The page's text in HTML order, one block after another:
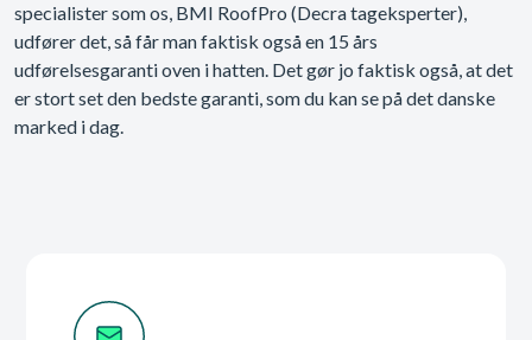
specialister som os, BMI RoofPro (Decra tageksperter),
udfører det, så får man faktisk også en 15 års
udførelsesgaranti oven i hatten. Det gør jo faktisk også, at det
er stort set den bedste garanti, som du kan se på det danske
marked i dag.